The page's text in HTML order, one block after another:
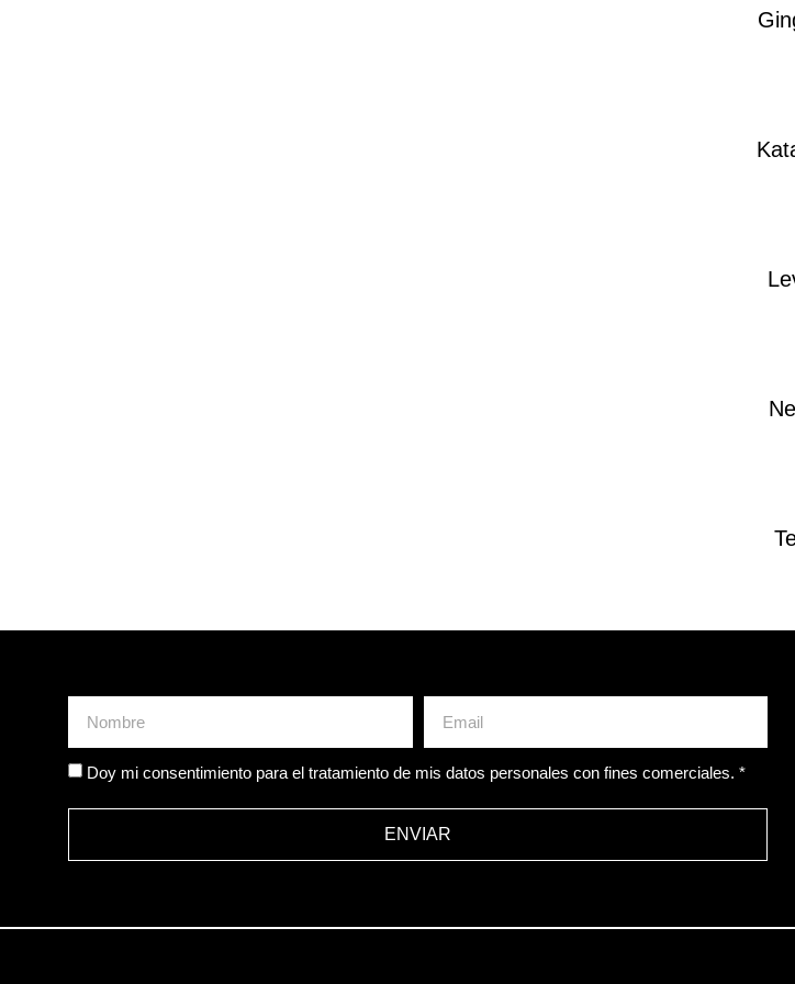
Doy mi consentimiento para el tratamiento de mis datos personales con fines comerciales. *
ENVIAR